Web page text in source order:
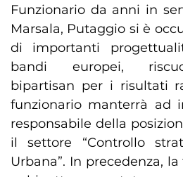
Funzionario da anni in
Marsala, Putaggio si è
di importanti
bandi europei,
bipartisan per i risultati
funzionario manterrà ad
responsabile della
il settore “Controllo
Urbana”. In precedenza,